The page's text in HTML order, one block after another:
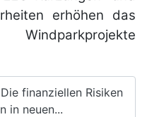
erhöhen das
finanziellen Risiken
in neuen...